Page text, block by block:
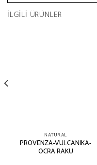
İLGILI ÜRÜNLER
NATURAL
PROVENZA-VULCANIKA-
OCRA RAKU